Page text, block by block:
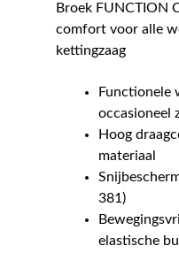
Broek FUNCTION
comfort voor alle
kettingzaag
Functionele
occasioneel
Hoog
materiaal
381)
elastische